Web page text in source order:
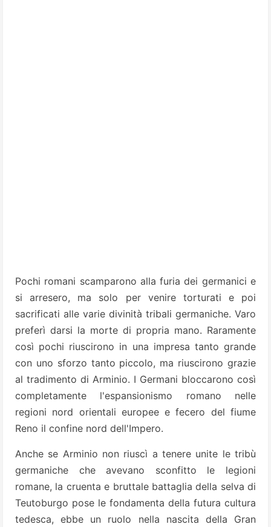
Pochi romani scamparono alla furia dei germanici e
si arresero, ma solo per venire torturati e poi
sacrificati alle varie divinità tribali germaniche. Varo
preferì darsi la morte di propria mano. Raramente
così pochi riuscirono in una impresa tanto grande
con uno sforzo tanto piccolo, ma riuscirono grazie
al tradimento di Arminio. I Germani bloccarono così
completamente l'espansionismo romano nelle
regioni nord orientali europee e fecero del fiume
Reno il confine nord dell'Impero.
Anche se Arminio non riuscì a tenere unite le tribù
germaniche che avevano sconfitto le legioni
romane, la cruenta e bruttale battaglia della selva di
Teutoburgo pose le fondamenta della futura cultura
tedesca, ebbe un ruolo nella nascita della Gran